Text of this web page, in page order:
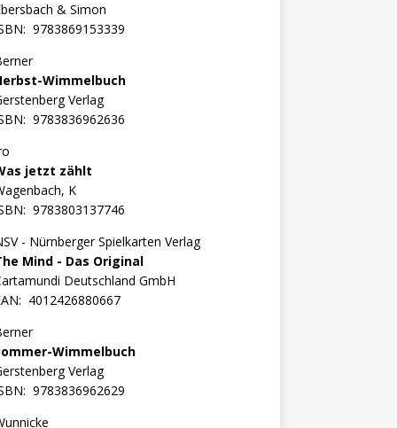
& Simon
9783869153339
Wimmelbuch
Verlag
9783836962636
jetzt zählt
K
9783803137746
- Nürnberger Spielkarten Verlag
Mind - Das Original
Deutschland GmbH
4012426880667
Wimmelbuch
Verlag
9783836962629